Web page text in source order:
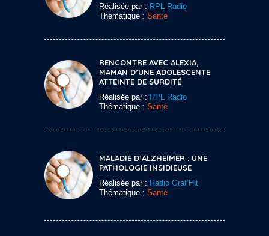
Réalisée par : RPL Radio
Thématique : Santé
RENCONTRE AVEC ALEXIA,
MAMAN D’UNE ADOLESCENTE
ATTEINTE DE SURDITÉ
Réalisée par : RPL Radio
Thématique : Santé
MALADIE D’ALZHEIMER : UNE
PATHOLOGIE INSIDIEUSE
Réalisée par : Radio Graf’Hit
Thématique : Santé